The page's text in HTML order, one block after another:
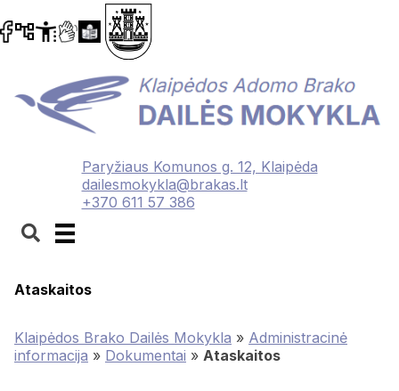
Paryžiaus Komunos g. 12, Klaipėda
dailesmokykla@brakas.lt
+370 611 57 386
Ataskaitos
Klaipėdos Brako Dailės Mokykla » Administracinė
informacija » Dokumentai » Ataskaitos